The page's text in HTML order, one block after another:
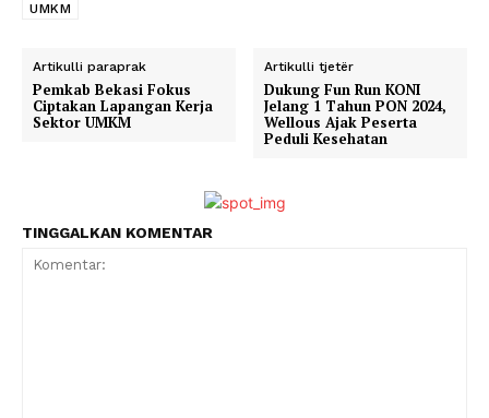
UMKM
Artikulli paraprak
Pemkab Bekasi Fokus
Ciptakan Lapangan Kerja
Sektor UMKM
Artikulli tjetër
Dukung Fun Run KONI
Jelang 1 Tahun PON 2024,
Wellous Ajak Peserta
Peduli Kesehatan
TINGGALKAN KOMENTAR